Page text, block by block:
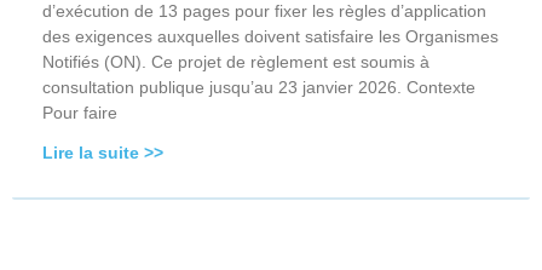
d’exécution de 13 pages pour fixer les règles d’application
des exigences auxquelles doivent satisfaire les Organismes
Notifiés (ON). Ce projet de règlement est soumis à
consultation publique jusqu’au 23 janvier 2026. Contexte
Pour faire
Lire la suite >>